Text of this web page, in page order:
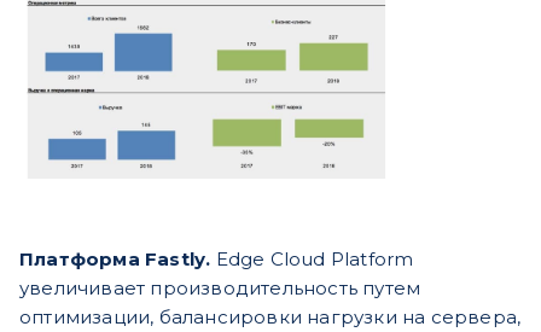
Платформа Fastly. Edge Cloud Platform
увеличивает производительность путем
оптимизации, балансировки нагрузки на сервера,